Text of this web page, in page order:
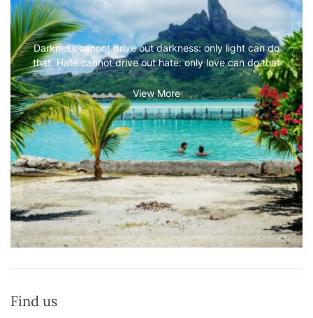
Darkness cannot drive out darkness: only light can do
that. Hate cannot drive out hate: only love can do that
View More
Find us